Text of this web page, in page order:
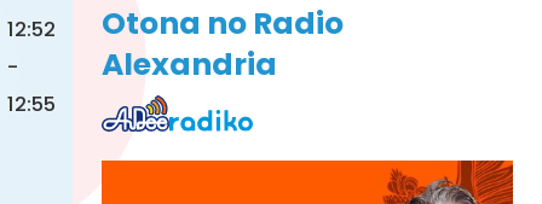
12:52
-
12:55
Otona no Radio
Alexandria